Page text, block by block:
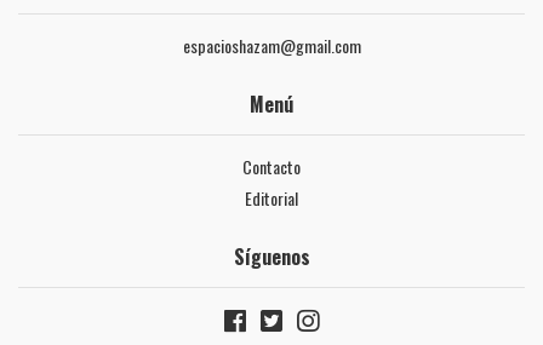
espacioshazam@gmail.com
Menú
Contacto
Editorial
Síguenos